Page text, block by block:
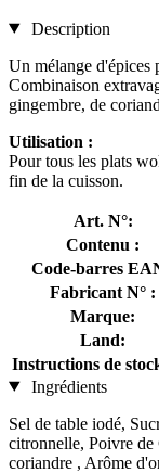
Description
Un mélange d'épices
Combinaison
gingembre, de
Utilisation :
Pour tous les plats
fin de la cuisson.
Art. N°:
Contenu :
Code-barres
Fabricant N° :
Marque:
Land:
Instructions de
Ingrédients
Sel de table iodé,
citronnelle, Poivre de
coriandre , Arôme